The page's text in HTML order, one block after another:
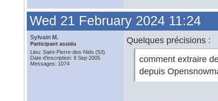
Wed 21 February 2024 11:24
Sylvain M.
Participant assidu
Lieu: Saint-Pierre-des-Nids (53)
Date d'inscription: 8 Sep 2005
Messages: 1074
Quelques précisions :
comment extraire
depuis